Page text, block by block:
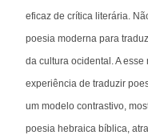
eficaz de crítica literária.
poesia moderna para
da cultura ocidental. A
experiência de traduzir
um modelo contrastivo,
poesia hebraica bíblica,